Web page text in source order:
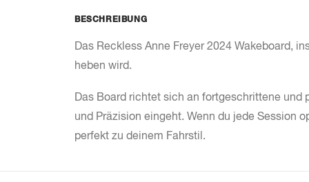
BESCHREIBUNG
Das Reckless Anne Freyer 2024 Wakeboard,
heben wird.
Das Board richtet sich an fortgeschrittene
und Präzision eingeht. Wenn du jede Session
perfekt zu deinem Fahrstil.